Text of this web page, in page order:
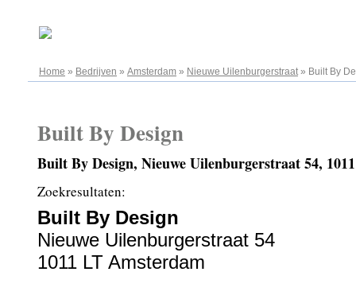
Home » Bedrijven » Amsterdam » Nieuwe Uilenburgerstraat» Built By
Built By Design
Built By Design, Nieuwe Uilenburgerstraat 54,
Zoekresultaten:
Built By Design
Nieuwe Uilenburgerstraat 54
1011 LT Amsterdam